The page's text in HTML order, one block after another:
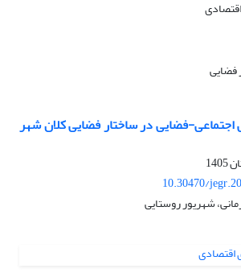
فضایی
فضایی در ساختار فضایی کلان شهر
10.30470/
شهریور روستایی